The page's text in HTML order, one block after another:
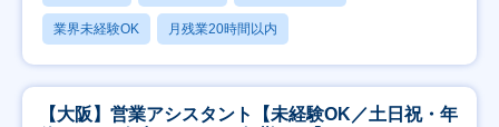
業界未経験OK 月残業20時間以内
【大阪】営業アシスタント【未経験OK／土日祝・年